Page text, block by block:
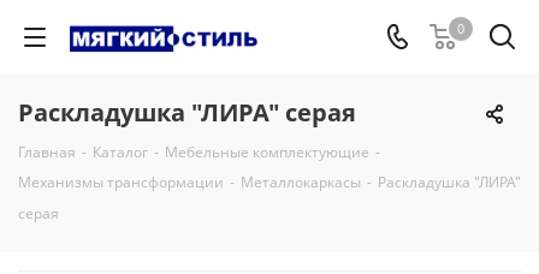
0
Раскладушка "ЛИРА" серая
Главная - Каталог - Мебельные комплектующие -
Механизмы трансформации - Металлокаркасы - Раскладушка "ЛИРА"
серая